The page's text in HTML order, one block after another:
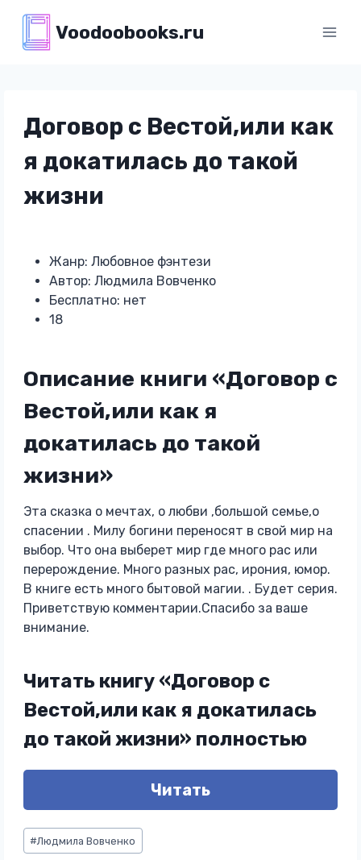
содержимому
Voodoobooks.ru
Договор с Вестой,или как
я докатилась до такой
жизни
Жанр: Любовное фэнтези
Автор: Людмила Вовченко
Бесплатно: нет
18
Описание книги «Договор с
Вестой,или как я
докатилась до такой
жизни»
Эта сказка о мечтах, о любви ,большой семье,о
спасении . Милу богини переносят в свой мир на
выбор. Что она выберет мир где много рас или
перерождение. Много разных рас, ирония, юмор.
В книге есть много бытовой магии. . Будет серия.
Приветствую комментарии.Спасибо за ваше
внимание.
Читать книгу «Договор с
Вестой,или как я докатилась
до такой жизни» полностью
Читать
Метки
записи:
#Людмила Вовченко